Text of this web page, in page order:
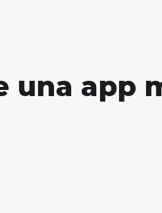
una app